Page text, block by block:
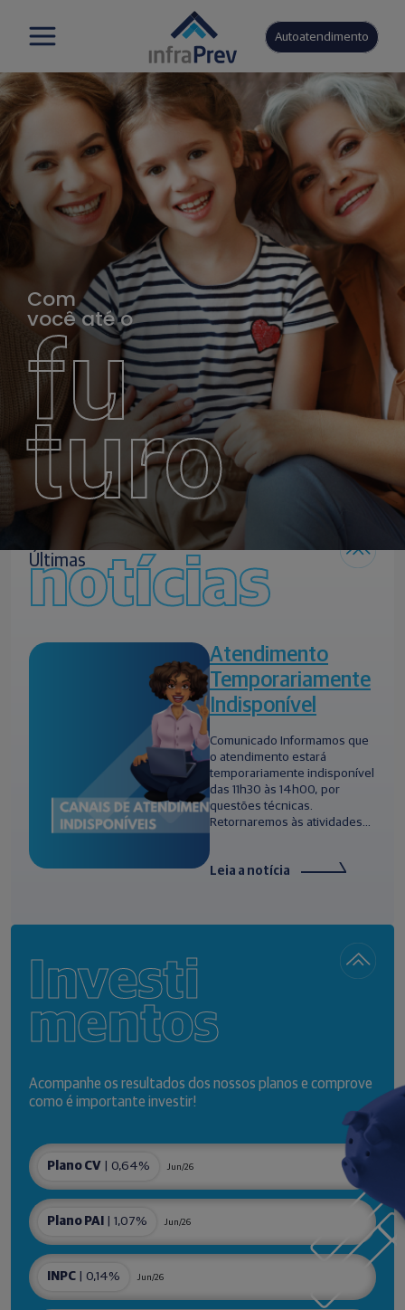
Autoatendimento
Com
você até o
fu
turo
Últimas
notícias
Atendimento
Temporariamente
Indisponível
Comunicado Informamos que
o atendimento estará
temporariamente indisponível
das 11h30 às 14h00, por
questões técnicas.
Retornaremos às atividades...
Leia a notícia
Investi
mentos
Acompanhe os resultados dos nossos planos e comprove
como é importante investir!
Plano CV | 0,64% Jun/26
Plano PAI | 1,07% Jun/26
INPC | 0,14% Jun/26